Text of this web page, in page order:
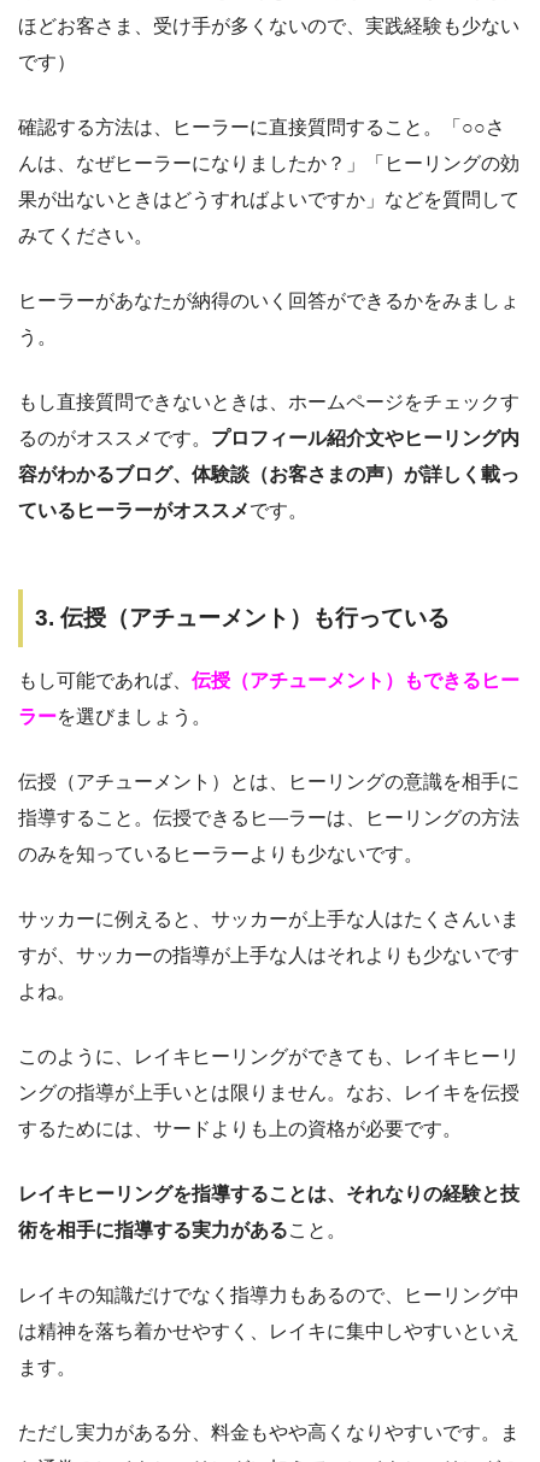
ほどお客さま、受け手が多くないので、実践経験も少ない
です）
確認する方法は、ヒーラーに直接質問すること。「○○さ
んは、なぜヒーラーになりましたか？」「ヒーリングの効
果が出ないときはどうすればよいですか」などを質問して
みてください。
ヒーラーがあなたが納得のいく回答ができるかをみましょ
う。
もし直接質問できないときは、ホームページをチェックす
るのがオススメです。 プロフィール紹介文やヒーリング内
容がわかるブログ、体験談（お客さまの声）が詳しく載っ
ているヒーラーがオススメです。
3. 伝授（アチューメント）も行っている
もし可能であれば、 伝授（アチューメント）もできるヒー
ラーを選びましょう。
伝授（アチューメント）とは、ヒーリングの意識を相手に
指導すること。伝授できるヒ―ラーは、ヒーリングの方法
のみを知っているヒーラーよりも少ないです。
サッカーに例えると、サッカーが上手な人はたくさんいま
すが、サッカーの指導が上手な人はそれよりも少ないです
よね。
このように、レイキヒーリングができても、レイキヒーリ
ングの指導が上手いとは限りません。なお、レイキを伝授
するためには、サードよりも上の資格が必要です。
レイキヒーリングを指導することは、それなりの経験と技
術を相手に指導する実力があること。
レイキの知識だけでなく指導力もあるので、ヒーリング中
は精神を落ち着かせやすく、レイキに集中しやすいといえ
ます。
ただし実力がある分、料金もやや高くなりやすいです。ま